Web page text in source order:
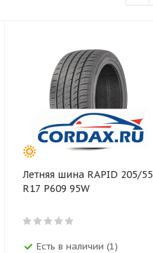
Летняя шина RAPID 205/55
R17 P609 95W
Есть в наличии (1)